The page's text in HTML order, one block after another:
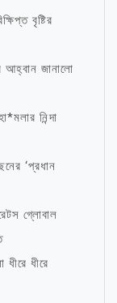
বৃষ্টির
আহ্বান জানালো
নিন্দা
‘প্রধান
গ্লোবাল
ধীরে